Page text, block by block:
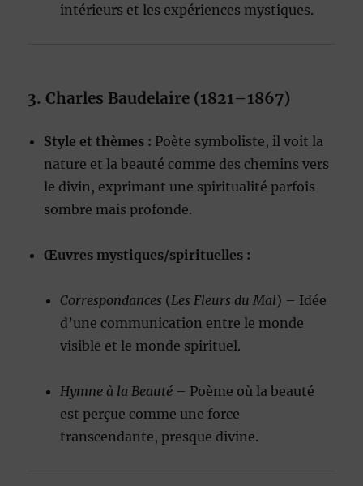
intérieurs et les expériences mystiques.
3. Charles Baudelaire (1821–1867)
Style et thèmes : Poète symboliste, il voit la
nature et la beauté comme des chemins vers
le divin, exprimant une spiritualité parfois
sombre mais profonde.
Œuvres mystiques/spirituelles :
Correspondances (Les Fleurs du Mal) – Idée
d’une communication entre le monde
visible et le monde spirituel.
Hymne à la Beauté – Poème où la beauté
est perçue comme une force
transcendante, presque divine.